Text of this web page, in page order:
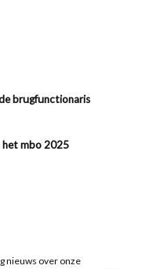
brugfunctionaris
het mbo 2025
nieuws over onze